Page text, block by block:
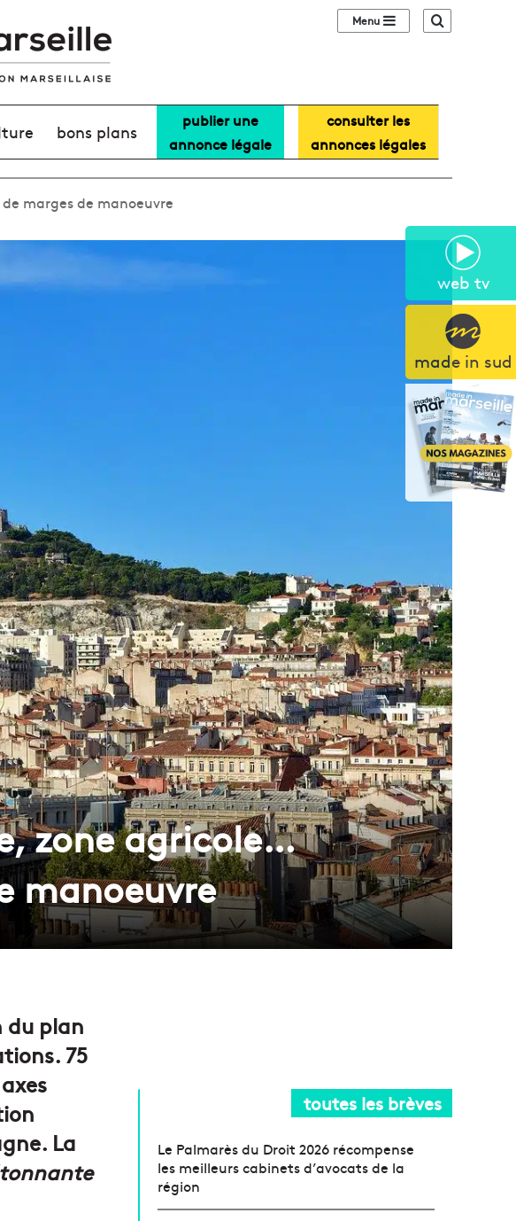
web tv
made in sud
Sidebar (barre
bons plans
publier une
annonce légale
consulter les
annonces légales
marges de manoeuvre
zone agricole…
manoeuvre
du plan
75
La
toutes les brèves
Le Palmarès du Droit 2026 récompense
les meilleurs cabinets d’avocats de la
région